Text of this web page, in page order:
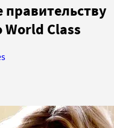
правительству
World Class